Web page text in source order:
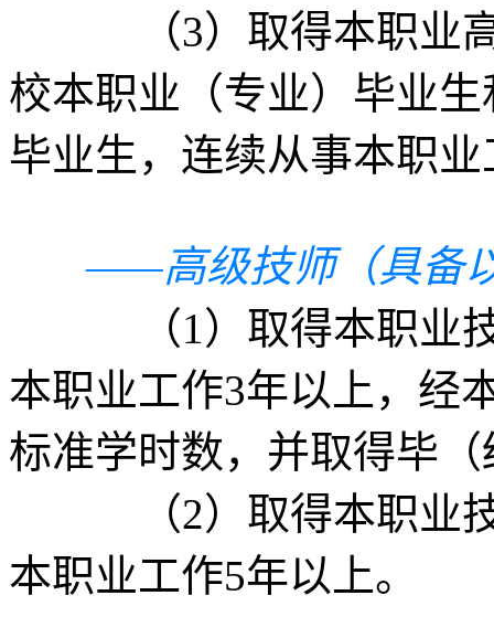
（3）取得本职业高
校本职业（专业）毕业
毕业生，连续从事本职
——高级技师（具备
（1）取得本职业技
本职业工作3年以上，经
标准学时数，并取得毕
（2）取得本职业技
本职业工作5年以上。